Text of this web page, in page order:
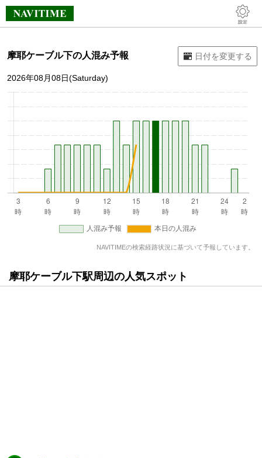
摩耶ケーブル下の人混み予報
2026年08月08日(Saturday)
NAVITIMEの検索経路状況に基づいて予報しています。
摩耶ケーブル下駅周辺の人気スポット